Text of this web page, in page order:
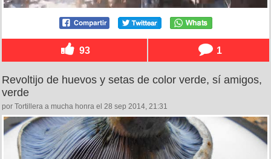
93 1
Revoltijo de huevos y setas de color verde, sí amigos,
verde
por Tortillera a mucha honra el 28 sep 2014, 21:31